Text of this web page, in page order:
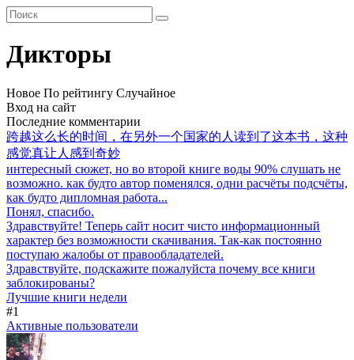
Дикторы
Новое По рейтингу Случайное
Вход на сайт
Последние комментарии
跨越这么长的时间，在另外一个国家的人读到了这本书，这种
感觉真让人感到奇妙
интересный сюжет, но во второй книге воды 90% слушать не
возможно. как будто автор поменялся, одни расчёты подсчёты,
как будто дипломная работа...
Понял, спасибо.
Здравствуйте! Теперь сайт носит чисто информационный
характер без возможности скачивания. Так-как постоянно
поступаю жалобы от правообладателей.
Здравствуйте, подскажите пожалуйста почему все книги
заблокированы?
Лучшие книги недели
#1
Активные пользователи